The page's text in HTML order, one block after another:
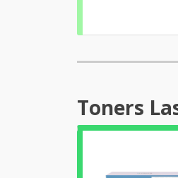
Toners